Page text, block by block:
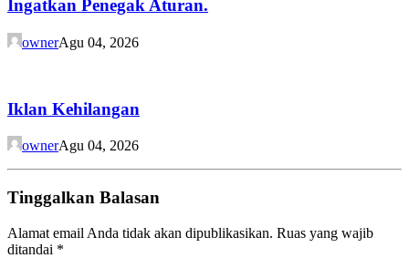
Ingatkan Penegak Aturan.
ownerAgu 04, 2026
Iklan Kehilangan
ownerAgu 04, 2026
Tinggalkan Balasan
Alamat email Anda tidak akan dipublikasikan. Ruas yang wajib
ditandai *